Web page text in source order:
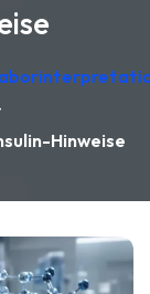
Hinweise